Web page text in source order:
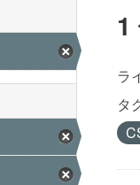
1
ラ
タ